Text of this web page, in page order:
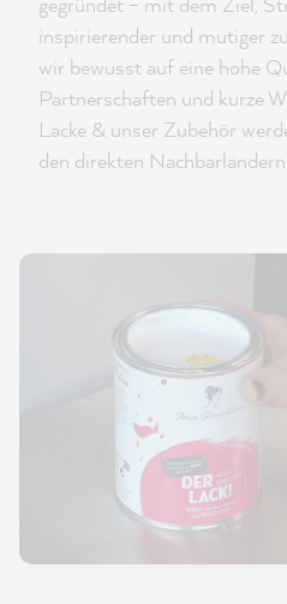
inspirierender und mutiger
wir bewusst auf eine hohe
Partnerschaften und kurze
Lacke & unser Zubehör
den direkten